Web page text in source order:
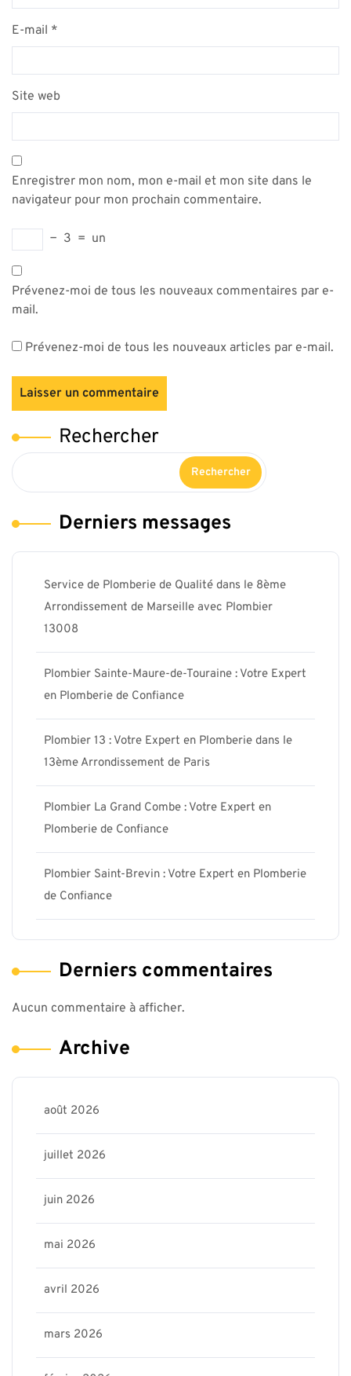
E-mail *
Site web
Enregistrer mon nom, mon e-mail et mon site dans le
navigateur pour mon prochain commentaire.
− 3 = un
Prévenez-moi de tous les nouveaux commentaires par e-
mail.
Prévenez-moi de tous les nouveaux articles par e-mail.
Rechercher
Rechercher
Derniers messages
Service de Plomberie de Qualité dans le 8ème
Arrondissement de Marseille avec Plombier
13008
Plombier Sainte-Maure-de-Touraine : Votre Expert
en Plomberie de Confiance
Plombier 13 : Votre Expert en Plomberie dans le
13ème Arrondissement de Paris
Plombier La Grand Combe : Votre Expert en
Plomberie de Confiance
Plombier Saint-Brevin : Votre Expert en Plomberie
de Confiance
Derniers commentaires
Aucun commentaire à afficher.
Archive
août 2026
juillet 2026
juin 2026
mai 2026
avril 2026
mars 2026